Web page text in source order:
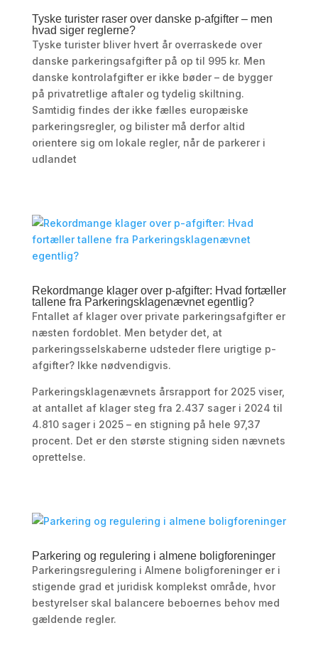
Tyske turister raser over danske p-afgifter – men
hvad siger reglerne?
Tyske turister bliver hvert år overraskede over
danske parkeringsafgifter på op til 995 kr. Men
danske kontrolafgifter er ikke bøder – de bygger
på privatretlige aftaler og tydelig skiltning.
Samtidig findes der ikke fælles europæiske
parkeringsregler, og bilister må derfor altid
orientere sig om lokale regler, når de parkerer i
udlandet
Rekordmange klager over p-afgifter: Hvad fortæller
tallene fra Parkeringsklagenævnet egentlig?
Fntallet af klager over private parkeringsafgifter er
næsten fordoblet. Men betyder det, at
parkeringsselskaberne udsteder flere urigtige p-
afgifter? Ikke nødvendigvis.
Parkeringsklagenævnets årsrapport for 2025 viser,
at antallet af klager steg fra 2.437 sager i 2024 til
4.810 sager i 2025 – en stigning på hele 97,37
procent. Det er den største stigning siden nævnets
oprettelse.
Parkering og regulering i almene boligforeninger
Parkeringsregulering i Almene boligforeninger er i
stigende grad et juridisk komplekst område, hvor
bestyrelser skal balancere beboernes behov med
gældende regler.